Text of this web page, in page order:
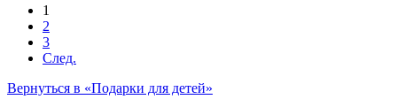
1
2
3
След.
Вернуться в «Подарки для детей»